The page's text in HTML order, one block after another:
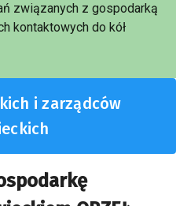
związanych z gospodarką
kontaktowych do kół
i zarządców